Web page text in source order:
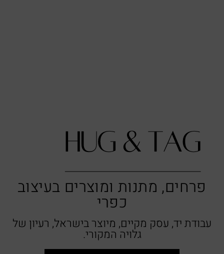
פרחים, מתנות ומוצרים בעיצוב
כפרי
עבודת יד, עסק מקיים, מיוצר בישראל, רעיון של
גלויה המקורי.